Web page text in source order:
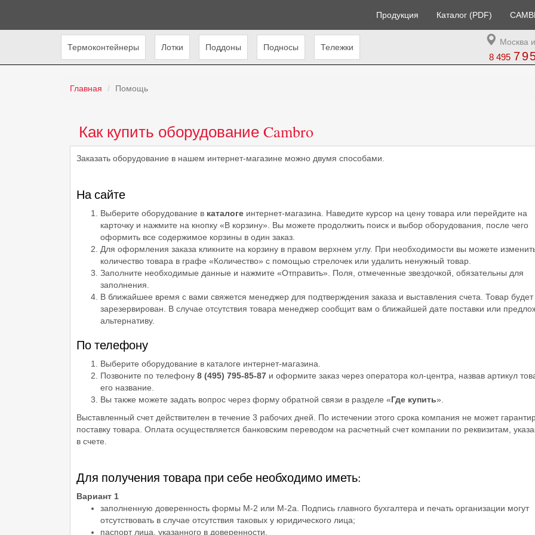
Продукция Каталог (PDF)
Термоконтейнеры Лотки Поддоны Подносы Тележки
Москва
8 495
Главная Помощь
Как купить оборудование Cambro
Заказать оборудование в нашем интернет-магазине можно двумя способами.
На сайте
Выберите оборудование в каталоге интернет-магазина. Наведите курсор на цену товара или перейдите на
карточку и нажмите на кнопку «В корзину». Вы можете продолжить поиск и выбор оборудования, после чего
оформить все содержимое корзины в один заказ.
Для оформления заказа кликните на корзину в правом верхнем углу. При необходимости вы можете
количество товара в графе «Количество» с помощью стрелочек или удалить ненужный товар.
Заполните необходимые данные и нажмите «Отправить». Поля, отмеченные звездочкой, обязательны для
заполнения.
В ближайшее время с вами свяжется менеджер для подтверждения заказа и выставления счета. Товар будет
зарезервирован. В случае отсутствия товара менеджер сообщит вам о ближайшей дате поставки или
альтернативу.
По телефону
Выберите оборудование в каталоге интернет-магазина.
Позвоните по телефону 8 (495) 795-85-87 и оформите заказ через оператора кол-центра, назвав артикул
его название.
Вы также можете задать вопрос через форму обратной связи в разделе «Где купить».
Выставленный счет действителен в течение 3 рабочих дней. По истечении этого срока компания не может
поставку товара. Оплата осуществляется банковским переводом на расчетный счет компании по реквизитам,
в счете.
Для получения товара при себе необходимо иметь:
Вариант 1
заполненную доверенность формы М-2 или М-2а. Подпись главного бухгалтера и печать организации могут
отсутствовать в случае отсутствия таковых у юридического лица;
паспорт лица, указанного в доверенности.